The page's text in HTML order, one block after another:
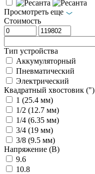
Просмотреть еще
Стоимость
Тип устройства
Аккумуляторный
Пневматический
Электрический
Квадратный хвостовик (")
1 (25.4 мм)
1/2 (12.7 мм)
1/4 (6.35 мм)
3/4 (19 мм)
3/8 (9.5 мм)
Напряжение (В)
9.6
10.8